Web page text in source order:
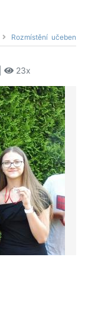
Rozmístění učeben
23x